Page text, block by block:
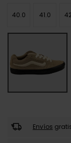
40.0 41.0
Envíos